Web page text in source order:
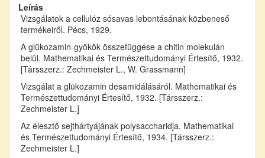
Leírás
Vizsgálatok a cellulóz sósavas lebontásának közbeneső
termékeiről. Pécs, 1929.
A glükozamin-gyökök összefüggése a chitin molekulán
belül. Mathematikai és Természettudományi Értesítő, 1932.
[Társszerz.: Zechmeister L., W. Grassmann]
Vizsgálat a glükozamin desamidálásáról. Mathematikai és
Természettudományi Értesítő, 1932. [Társszerz.:
Zechmeister L.]
Az élesztő sejthártyájának polysaccharidja. Mathematikai
és Természettudományi Értesítő, 1934. [Társszerz.:
Zechmeister L.]